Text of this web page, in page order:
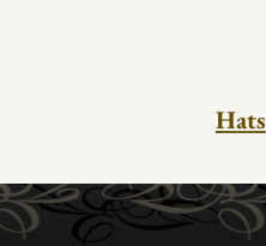
Hats